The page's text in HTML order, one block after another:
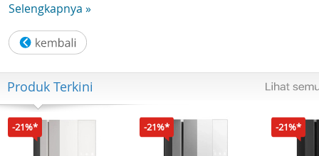
Catu daya dan masa pakai baterai: Perkiraan masa pakai
Kaca: Kaca Resin
Ukuran tali yang kompatibel: 145 hingga 215 mm
Stopwatch:
- Stopwatch 1/100 detik
- Kapasitas pengukuran: 59'59.99"
- Mode pengukuran: Waktu berlalu, waktu split, waktu
posisi pertama-kedua
Selengkapnya »
Produk Terkini
-21%* -21%* -21%*